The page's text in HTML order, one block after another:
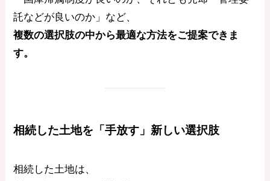
託などが良いのか」など、
複数の選択肢の中から最適な方法をご提案できま
す。
相続した土地を「手放す」新しい選択肢
相続した土地は、